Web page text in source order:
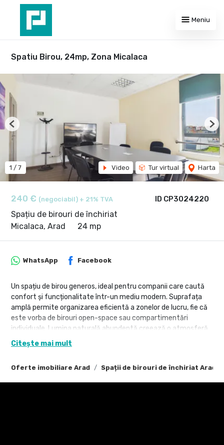
Meniu
Spatiu Birou, 24mp, Zona Micalaca
ID CP3024220
240 € (negociabil) + 21% TVA
Spațiu de birouri de închiriat
Micalaca, Arad
24 mp
1 / 7 Video Tur virtual Harta
Previous
Oferte imobiliare Arad Spații de birouri de închiriat Arad
WhatsApp Facebook
Un spațiu de birou generos, ideal pentru companii care caută
confort și funcționalitate într-un mediu modern. Suprafața
amplă permite organizarea eficientă a zonelor de lucru, fie că
este vorba de birouri open-space sau compartimentări
individuale. Lumina naturală abundentă creează o atmosferă
plăcută și productivă, completată de finisaje de calitate și
design contemporan.
Spațiul beneficiază de dotări esențiale precum aer condiționat,
Citește mai mult